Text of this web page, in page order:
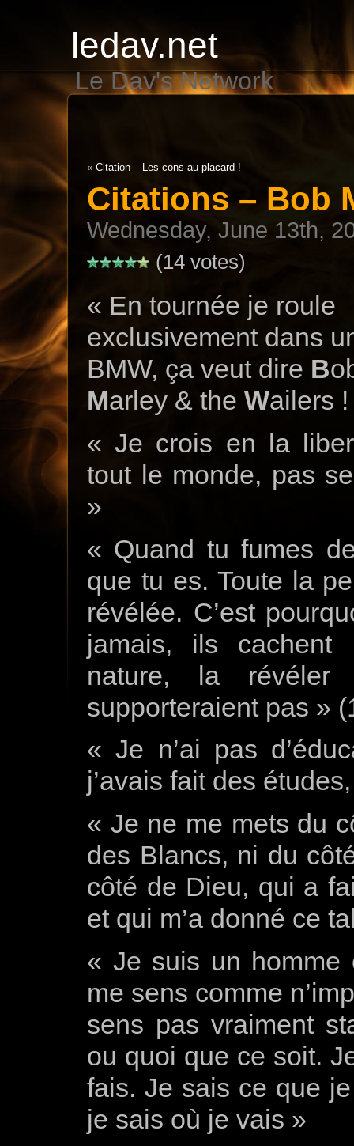
ledav.net
Le Dav's Network
« Citation – Les cons au placard !
Citations – Bob
Wednesday, June 13th,
(14 votes)
« En tournée je roule
exclusivement dans
BMW, ça veut dire B
Marley & the Wailers
« Je crois en la
tout le monde, pas
»
« Quand tu fumes
que tu es. Toute la
révélée. C’est
jamais, ils cachent
nature, la
supporteraient pas »
« Je n’ai pas
j’avais fait des
« Je ne me mets du
des Blancs, ni du
côté de Dieu, qui a
et qui m’a donné ce
« Je suis un homme
me sens comme
sens pas vraiment
ou quoi que ce soit.
fais. Je sais ce que
je sais où je vais »